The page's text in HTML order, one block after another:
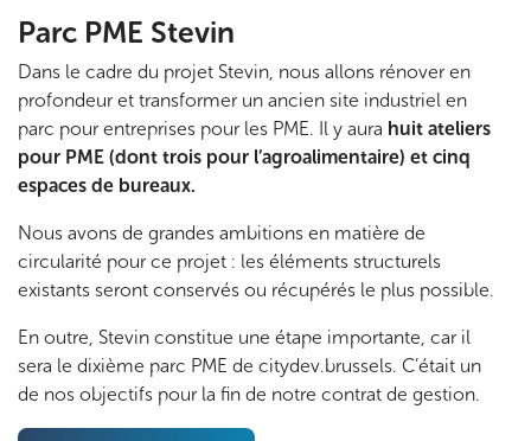
Parc PME Stevin
Dans le cadre du projet Stevin, nous allons rénover en
profondeur et transformer un ancien site industriel en
parc pour entreprises pour les PME. Il y aura huit ateliers
pour PME (dont trois pour l’agroalimentaire) et cinq
espaces de bureaux.
Nous avons de grandes ambitions en matière de
circularité pour ce projet : les éléments structurels
existants seront conservés ou récupérés le plus possible.
En outre, Stevin constitue une étape importante, car il
sera le dixième parc PME de citydev.brussels. C’était un
de nos objectifs pour la fin de notre contrat de gestion.